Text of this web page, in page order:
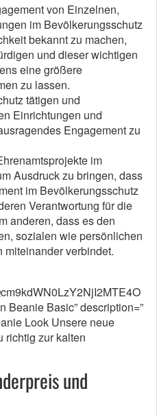
von Einzelnen,
im Bevölkerungsschutz
bekannt zu machen,
und dieser wichtigen
eine größere
zu lassen.
tätigen und
Einrichtungen und
Engagement zu
im
Ausdruck zu bringen, dass
im Bevölkerungsschutz
Verantwortung für die
anderen, dass es den
sozialen wie persönlichen
verbindet.
Beanie Basic” description=”
Look Unsere neue
richtig zur kalten
und